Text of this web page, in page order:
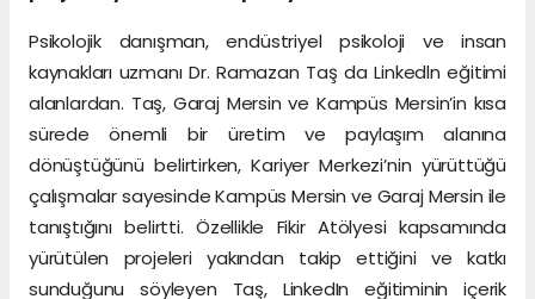
Psikolojik danışman, endüstriyel psikoloji ve insan
kaynakları uzmanı Dr. Ramazan Taş da Linkedln eğitimi
alanlardan. Taş, Garaj Mersin ve Kampüs Mersin’in kısa
sürede önemli bir üretim ve paylaşım alanına
dönüştüğünü belirtirken, Kariyer Merkezi’nin yürüttüğü
çalışmalar sayesinde Kampüs Mersin ve Garaj Mersin ile
tanıştığını belirtti. Özellikle Fikir Atölyesi kapsamında
yürütülen projeleri yakından takip ettiğini ve katkı
sunduğunu söyleyen Taş, LinkedIn eğitiminin içerik